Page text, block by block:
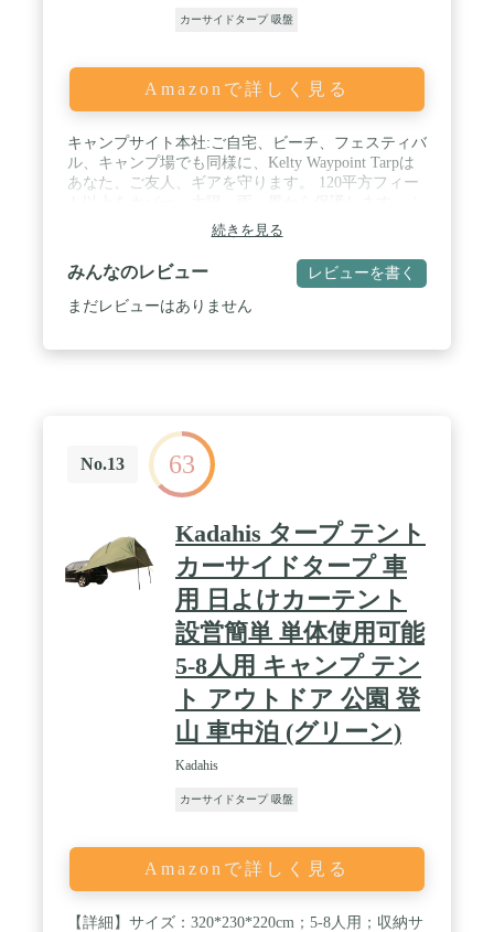
カーサイドタープ 吸盤
Amazonで詳しく見る
キャンプサイト本社:ご自宅、ビーチ、フェスティバ
ル、キャンプ場でも同様に、Kelty Waypoint Tarpは
あなた、ご友人、ギアを守ります。 120平方フィー
テールゲートMVP:天気の良いファンにならない
で、代わりに天気に備えましょう。 ウェイポイント
タープを武器庫に入れれば、過酷な状況でも食べ
物、飲み物、乱暴さを保つことができます。 / セミ
ユニバーサル車両マウント:ルーフラック、テールゲ
ガイライン、ルーフラック取り付け用のセカンダリ
ーストラップ、シャークマウスキャリーダッフルバ
続きを見る
みんなのレビュー レビューを書く
まだレビューはありません
No.13 63
Kadahis タープ テント
カーサイドタープ 車
用 日よけカーテント
設営簡単 単体使用可能
5-8人用 キャンプ テン
ト アウトドア 公園 登
山 車中泊 (グリーン)
Kadahis
カーサイドタープ 吸盤
Amazonで詳しく見る
【詳細】サイズ：320*230*220cm；5-8人用；収納サ